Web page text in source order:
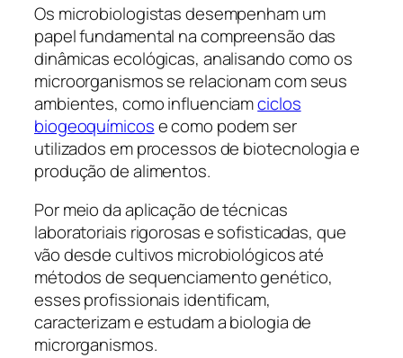
Os microbiologistas desempenham um
papel fundamental na compreensão das
dinâmicas ecológicas, analisando como os
microorganismos se relacionam com seus
ambientes, como influenciamciclos
biogeoquímicose como podem ser
utilizados em processos de biotecnologia e
produção de alimentos.
Por meio da aplicação de técnicas
laboratoriais rigorosas e sofisticadas, que
vão desde cultivos microbiológicos até
métodos de sequenciamento genético,
esses profissionais identificam,
caracterizam e estudam a biologia de
microrganismos.